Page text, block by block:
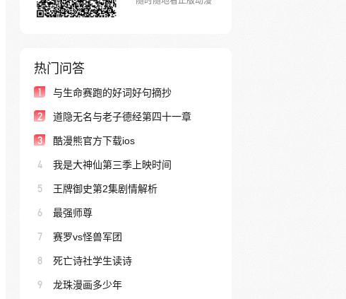
热门问答
1 与生命赛跑的好词好句摘抄
2 道隐无名与老子德经第四十一章
3 酷漫熊官方下载ios
4 我是大神仙第三季上映时间
5 王牌御史第2集剧情解析
6 最强师尊
7 赛罗vs怪兽军团
8 死亡诗社学生读诗
9 龙珠漫画多少年